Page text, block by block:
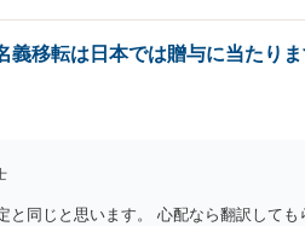
義移転は日本では贈与に当たりま
と同じと思います。 心配なら翻訳しても